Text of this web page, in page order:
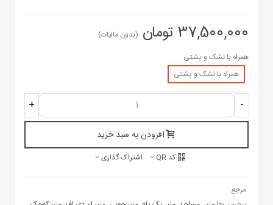
37,500,000 تومان
(بدون مالیات)
همراه با تشک و پشتی
همراه با تشک و پشتی
-
+
افزودن به سبد خرید
کد QR اشتراک گذاری
مرجع: